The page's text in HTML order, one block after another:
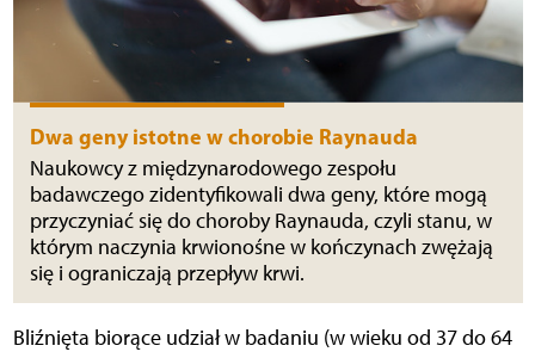
Dwa geny istotne w chorobie Raynauda
Naukowcy z międzynarodowego zespołu
badawczego zidentyfikowali dwa geny, które mogą
przyczyniać się do choroby Raynauda, czyli stanu, w
którym naczynia krwionośne w kończynach zwężają
się i ograniczają przepływ krwi.
Bliźnięta biorące udział w badaniu (w wieku od 37 do 64